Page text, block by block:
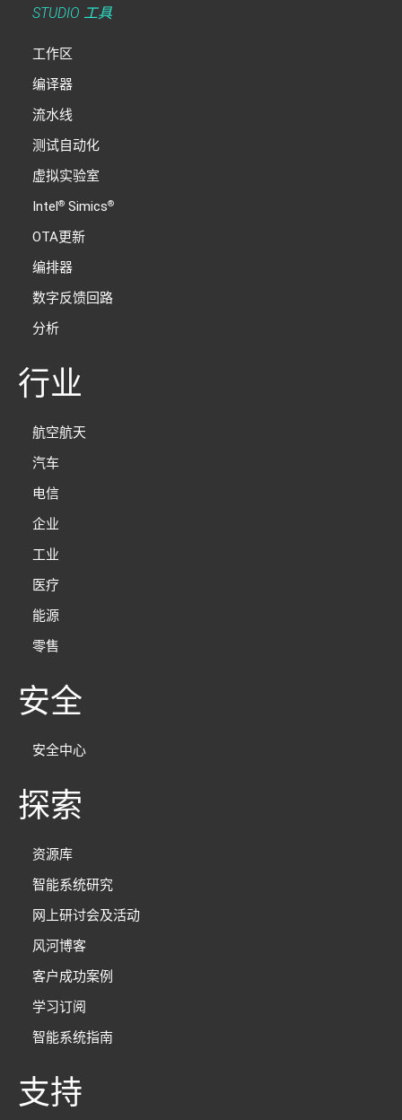
STUDIO 工具
工作区
编译器
流水线
测试自动化
虚拟实验室
Intel® Simics®
OTA更新
编排器
数字反馈回路
分析
行业
航空航天
汽车
电信
企业
工业
医疗
能源
零售
安全
安全中心
探索
资源库
智能系统研究
网上研讨会及活动
风河博客
客户成功案例
学习订阅
智能系统指南
支持